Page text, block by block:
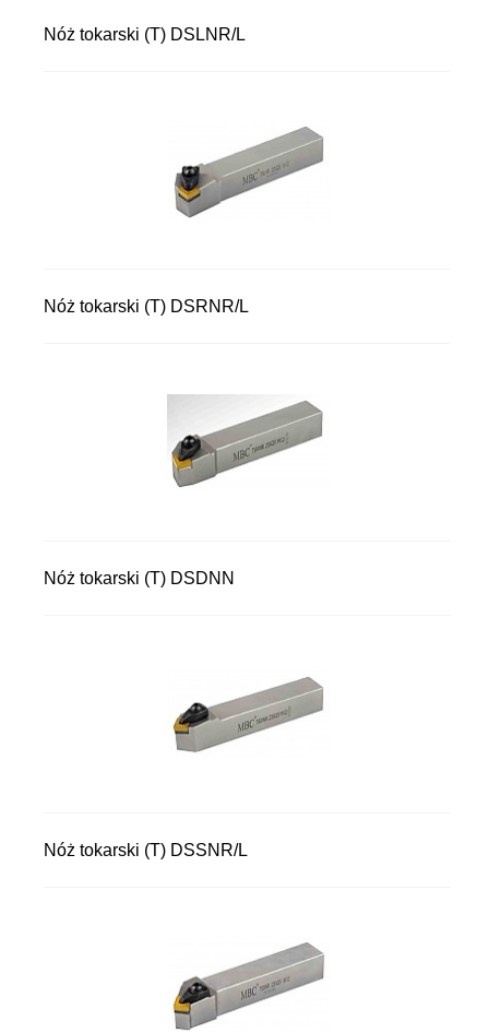
Nóż tokarski (T) DSLNR/L
Nóż tokarski (T) DSRNR/L
Nóż tokarski (T) DSDNN
Nóż tokarski (T) DSSNR/L